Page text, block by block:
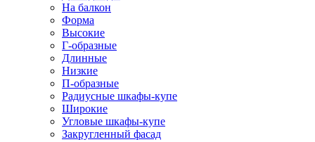
На балкон
Форма
Высокие
Г-образные
Длинные
Низкие
П-образные
Радиусные шкафы-купе
Широкие
Угловые шкафы-купе
Закругленный фасад